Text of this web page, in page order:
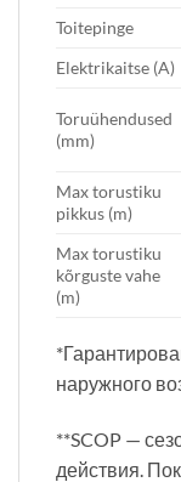
Toitepinge
Elektrikaitse (A)
Toruühendused
(mm)
Max torustiku
pikkus (m)
Max torustiku
kõrguste vahe
(m)
наружного
**SCOP —
действия.